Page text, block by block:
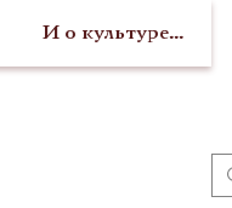
И о культуре...